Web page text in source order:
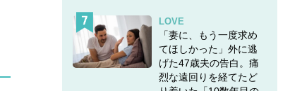
LOVE
「妻に、もう一度求め
てほしかった」外に逃
げた47歳夫の告白。痛
烈な遠回りを経てたど